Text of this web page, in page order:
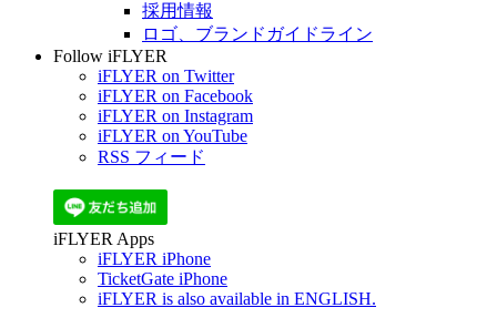
採用情報
ロゴ、ブランドガイドライン
Follow iFLYER
iFLYER on Twitter
iFLYER on Facebook
iFLYER on Instagram
iFLYER on YouTube
RSS フィード
iFLYER Apps
iFLYER iPhone
TicketGate iPhone
iFLYER is also available in ENGLISH.